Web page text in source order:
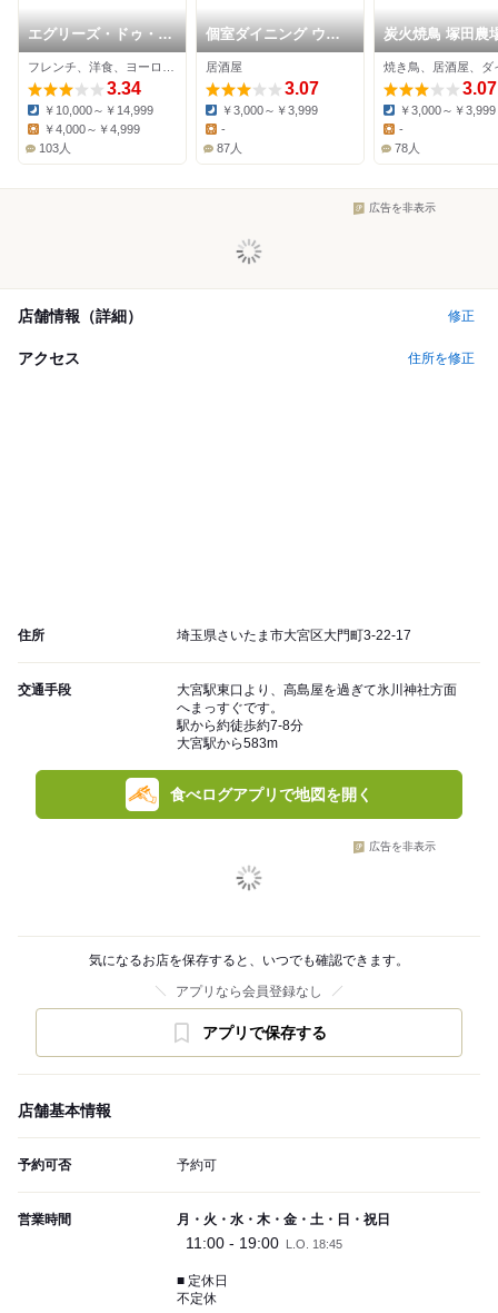
エグリーズ・ドゥ・葉
山庵
3.34
Dinner:
￥10,000～￥14,999
￥4,000～￥4,999
103人
個室ダイニング ウメ
子の家 大宮東口駅前
店
居酒屋
3.07
Dinner:
￥3,000～￥3,999
Lunch:
-
87人
炭火焼鳥 塚田農
宮東口店
3.07
Dinner:
￥3,000～￥3,999
Lunch:
-
78人
広告を非表示
店舗情報（詳細） 修正
アクセス 住所を修正
住所 埼玉県さいたま市大宮区大門町3-22-17
交通手段
大宮駅東口より、高島屋を過ぎて氷川神社方面
へまっすぐです。
駅から約徒歩約7-8分
大宮駅から583m
食べログアプリで地図を開く
広告を非表示
気になるお店を保存すると、いつでも確認できます。
アプリなら会員登録なし
アプリで保存する
店舗基本情報
予約可否 予約可
営業時間 月・火・水・木・金・土・日・祝日
11:00 - 19:00 L.O. 18:45
■ 定休日
不定休